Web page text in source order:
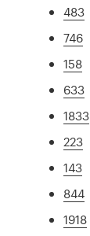
483
746
158
633
1833
223
143
844
1918